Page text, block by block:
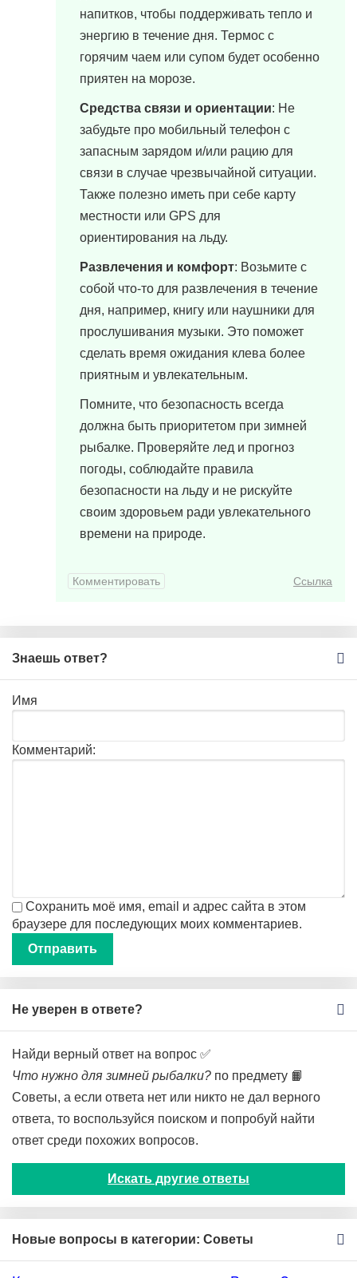
напитков, чтобы поддерживать тепло и
энергию в течение дня. Термос с
горячим чаем или супом будет особенно
приятен на морозе.
Средства связи и ориентации: Не
забудьте про мобильный телефон с
запасным зарядом и/или рацию для
связи в случае чрезвычайной ситуации.
Также полезно иметь при себе карту
местности или GPS для
ориентирования на льду.
Развлечения и комфорт: Возьмите с
собой что-то для развлечения в течение
дня, например, книгу или наушники для
прослушивания музыки. Это поможет
сделать время ожидания клева более
приятным и увлекательным.
Помните, что безопасность всегда
должна быть приоритетом при зимней
рыбалке. Проверяйте лед и прогноз
погоды, соблюдайте правила
безопасности на льду и не рискуйте
своим здоровьем ради увлекательного
времени на природе.
Комментировать Ссылка
Знаешь ответ?
Имя
Комментарий:
Сохранить моё имя, email и адрес сайта в этом
браузере для последующих моих комментариев.
Не уверен в ответе?
Найди верный ответ на вопрос ✅
Что нужно для зимней рыбалки? по предмету 📙
Советы, а если ответа нет или никто не дал верного
ответа, то воспользуйся поиском и попробуй найти
ответ среди похожих вопросов.
Искать другие ответы
Новые вопросы в категории: Советы